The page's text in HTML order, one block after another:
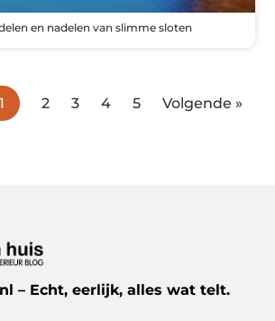
en nadelen van slimme sloten
1 2 3 4 5 Volgende »
– Echt, eerlijk, alles wat telt.